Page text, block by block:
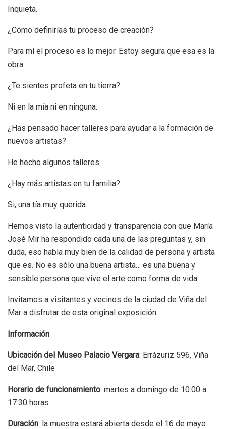
Inquieta.
¿Cómo definirías tu proceso de creación?
Para mí el proceso es lo mejor. Estoy segura que esa es la
obra.
¿Te sientes profeta en tu tierra?
Ni en la mía ni en ninguna.
¿Has pensado hacer talleres para ayudar a la formación de
nuevos artistas?
He hecho algunos talleres
¿Hay más artistas en tu familia?
Si, una tía muy querida.
Hemos visto la autenticidad y transparencia con que María
José Mir ha respondido cada una de las preguntas y, sin
duda, eso habla muy bien de la calidad de persona y artista
que es. No es sólo una buena artista… es una buena y
sensible persona que vive el arte como forma de vida.
Invitamos a visitantes y vecinos de la ciudad de Viña del
Mar a disfrutar de esta original exposición.
Información
Ubicación del Museo Palacio Vergara: Errázuriz 596, Viña
del Mar, Chile
Horario de funcionamiento: martes a domingo de 10:00 a
17:30 horas
Duración: la muestra estará abierta desde el 16 de mayo